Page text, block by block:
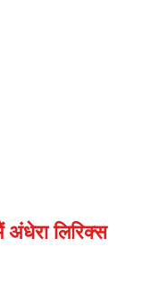
अंधेरा लिरिक्स